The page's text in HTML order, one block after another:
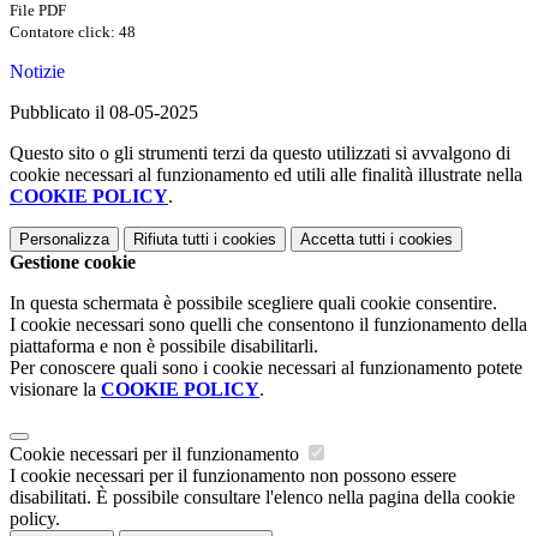
File PDF
Contatore click: 48
Notizie
Pubblicato il 08-05-2025
Questo sito o gli strumenti terzi da questo utilizzati si avvalgono di
cookie necessari al funzionamento ed utili alle finalità illustrate nella
COOKIE POLICY.
Personalizza Rifiuta tutti i cookies Accetta tutti i cookies
Gestione cookie
In questa schermata è possibile scegliere quali cookie consentire.
I cookie necessari sono quelli che consentono il funzionamento della
piattaforma e non è possibile disabilitarli.
Per conoscere quali sono i cookie necessari al funzionamento potete
visionare la COOKIE POLICY.
Cookie necessari per il funzionamento
I cookie necessari per il funzionamento non possono essere
disabilitati. È possibile consultare l'elenco nella pagina della cookie
policy.